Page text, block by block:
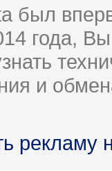
был
года,
и
рекламу